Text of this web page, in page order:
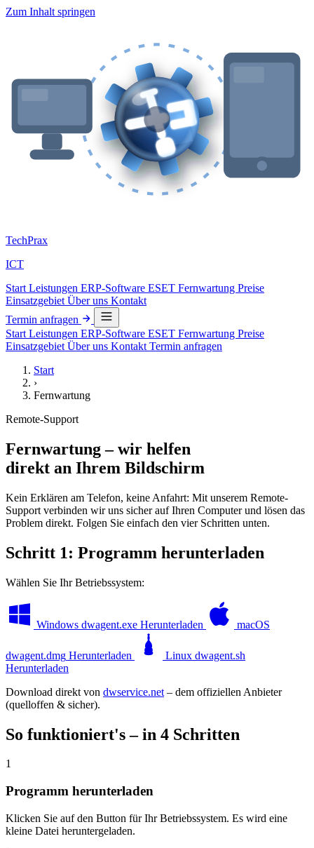
Zum Inhalt springen
TechPrax
ICT
Start Leistungen ERP-Software ESET Fernwartung Preise
Einsatzgebiet Über uns Kontakt
Termin anfragen
Start Leistungen ERP-Software ESET Fernwartung Preise
Einsatzgebiet Über uns Kontakt Termin anfragen
Start
›
Fernwartung
Remote-Support
Fernwartung – wir helfen
direkt an Ihrem Bildschirm
Kein Erklären am Telefon, keine Anfahrt: Mit unserem Remote-
Support verbinden wir uns sicher auf Ihren Computer und lösen das
Problem direkt. Folgen Sie einfach den vier Schritten unten.
Schritt 1: Programm herunterladen
Wählen Sie Ihr Betriebssystem:
Windows dwagent.exe Herunterladen macOS
dwagent.dmg Herunterladen Linux dwagent.sh
Herunterladen
Download direkt von dwservice.net – dem offiziellen Anbieter
(quelloffen & sicher).
So funktioniert's – in 4 Schritten
1
Programm herunterladen
Klicken Sie auf den Button für Ihr Betriebssystem. Es wird eine
kleine Datei heruntergeladen.